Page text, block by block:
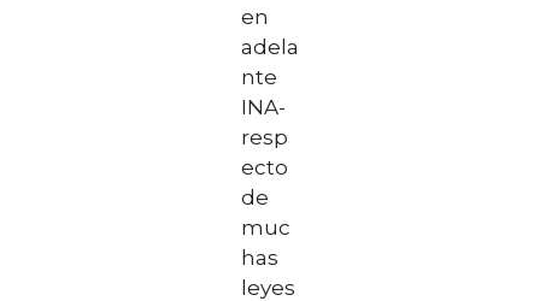
en
adela
nte
INA-
resp
ecto
de
muc
has
leyes